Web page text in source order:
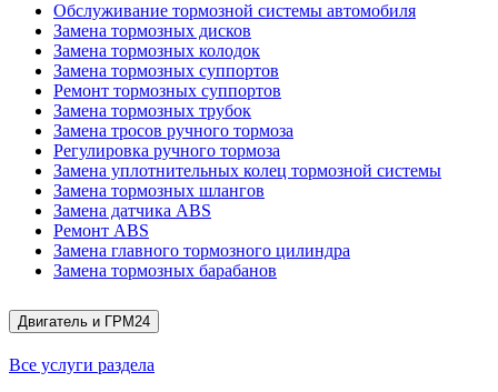
Обслуживание тормозной системы автомобиля
Замена тормозных дисков
Замена тормозных колодок
Замена тормозных суппортов
Ремонт тормозных суппортов
Замена тормозных трубок
Замена тросов ручного тормоза
Регулировка ручного тормоза
Замена уплотнительных колец тормозной системы
Замена тормозных шлангов
Замена датчика ABS
Ремонт ABS
Замена главного тормозного цилиндра
Замена тормозных барабанов
Двигатель и ГРМ24
Все услуги раздела